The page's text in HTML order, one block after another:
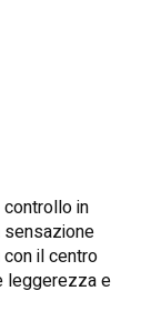
in
sensazione
il centro
leggerezza e